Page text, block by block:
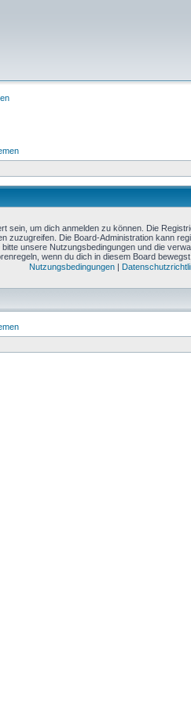
sein, um dich anmelden zu können. Die
zuzugreifen. Die Board-Administration kann
unsere Nutzungsbedingungen und die
wenn du dich in diesem Board bewegst.
Nutzungsbedingungen |